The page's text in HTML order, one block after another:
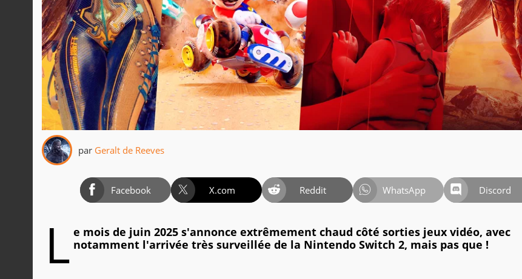
par Geralt de Reeves
Facebook X.com Reddit WhatsApp Discord
L e mois de juin 2025 s'annonce extrêmement chaud côté sorties jeux vidéo, avec
notamment l'arrivée très surveillée de la Nintendo Switch 2, mais pas que !